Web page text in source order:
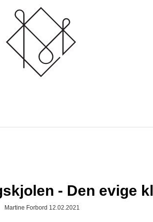
- Den evige
Martine Forbord 12.02.2021